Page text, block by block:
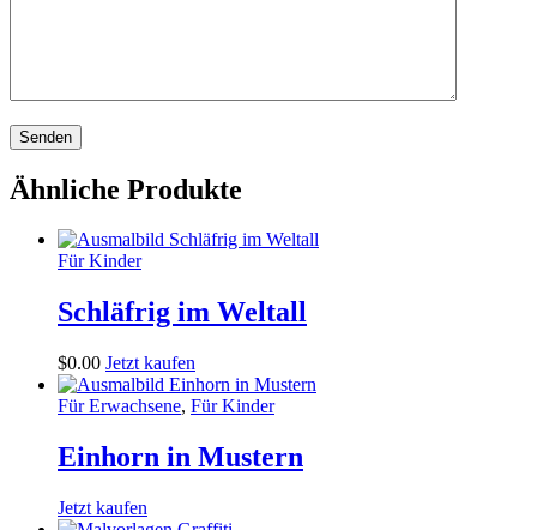
Ähnliche Produkte
Für Kinder
Schläfrig im Weltall
$0.00 Jetzt kaufen
Für Erwachsene, Für Kinder
Einhorn in Mustern
Jetzt kaufen